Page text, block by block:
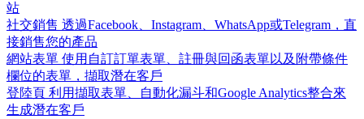
站
社交銷售 透過Facebook、Instagram、WhatsApp或Telegram，直
接銷售您的產品
網站表單 使用自訂訂單表單、註冊與回函表單以及附帶條件
欄位的表單，擷取潛在客戶
登陸頁 利用擷取表單、自動化漏斗和Google Analytics整合來
生成潛在客戶